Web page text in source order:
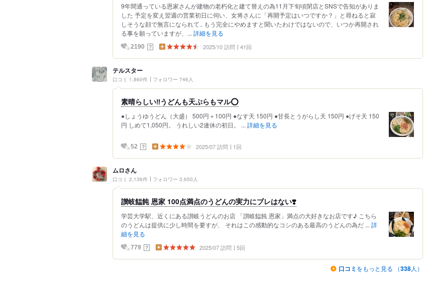
9年間通っている恩家さんが建物の老朽化と建て替えの為11月下旬頃閉店とSNSで告知がありま
した 予定を変え翌週の営業初日に伺い、女将さんに「再開予定はいつですか？」と尋ねると寂
しそうな顔で無言になられて.. もう完全にやめますと聞いたわけではないので、いつか再開され
る事を願っていますが、... 詳細を見る
2190 ？ 2025/10 訪問 41回
テルスター
口コミ 1,860件 フォロワー 746人
素晴らしい‼️うどんも天ぷらもマル⭕️
●しょうゆうどん（大盛） 500円＋100円 ●なす天 150円 ●甘長とうがらし天 150円 ●げそ天 150
円 しめて1,050円。 うれしい2連休の初日。 ... 詳細を見る
52 ？ 2025/07 訪問 1回
ムロさん
口コミ 2,136件 フォロワー 3,650人
讃岐饂飩 恩家 100点満点のうどんの実力にブレはない❣️
学芸大学駅、近くにある讃岐うどんのお店 「讃岐饂飩 恩家」満点の大好きなお店です♪ こちら
のうどんは提供に少し時間を要すが、 それはこの感動的なコシのある最高のうどんの為だ ... 詳
細を見る
779 ？ 2025/07 訪問 5回
口コミ をもっと見る （338人）